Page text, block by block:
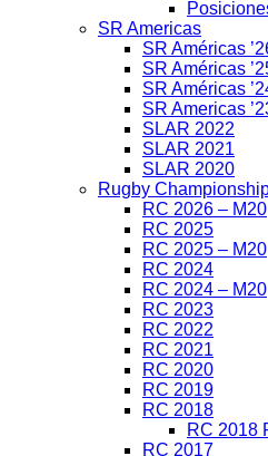
SR Americas
SR Américas
SR Américas
SR Américas
SR Americas
SLAR 2022
SLAR 2021
SLAR 2020
Rugby
RC 2026 – M20
RC 2025
RC 2025 – M20
RC 2024
RC 2024 – M20
RC 2023
RC 2022
RC 2021
RC 2020
RC 2019
RC 2018
RC 2018
RC 2017